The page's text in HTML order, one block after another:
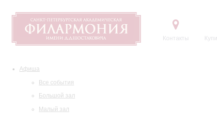
Контакты
Афиша
Все события
Большой зал
Малый зал